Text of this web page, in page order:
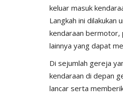
keluar masuk
Langkah ini
kendaraan bermotor,
lainnya yang dapat
Di sejumlah gereja
kendaraan di depan
lancar serta
Jurnal